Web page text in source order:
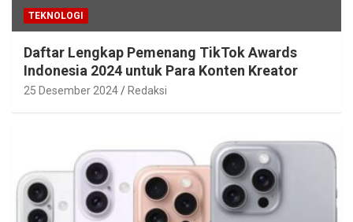
TEKNOLOGI
Daftar Lengkap Pemenang TikTok Awards
Indonesia 2024 untuk Para Konten Kreator
25 Desember 2024 Redaksi